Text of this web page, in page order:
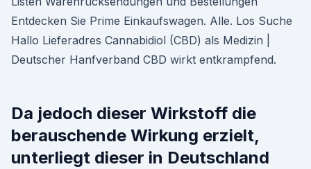
Entdecken Sie Prime Einkaufswagen. Alle. Los Suche
Hallo Lieferadres Cannabidiol (CBD) als Medizin |
Deutscher Hanfverband CBD wirkt entkrampfend.
Da jedoch dieser Wirkstoff die
berauschende Wirkung erzielt,
unterliegt dieser in Deutschland